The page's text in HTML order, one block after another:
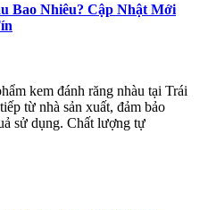
Bao Nhiêu? Cập Nhật Mới
kem đánh răng nhàu tại Trái
từ nhà sản xuất, đảm bảo
sử dụng. Chất lượng tự